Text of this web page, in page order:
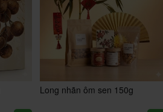
Long nhãn ôm sen 150g